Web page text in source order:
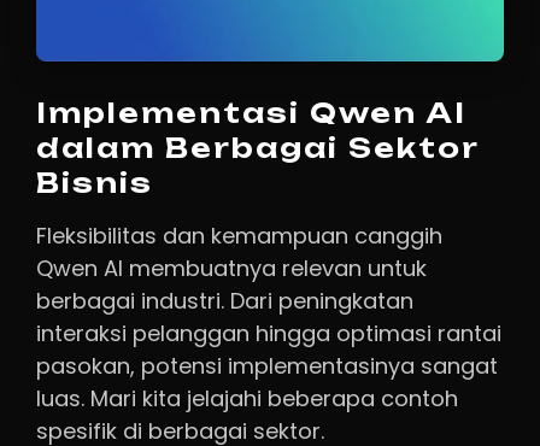
Implementasi Qwen AI
dalam Berbagai Sektor
Bisnis
Fleksibilitas dan kemampuan canggih
Qwen AI membuatnya relevan untuk
berbagai industri. Dari peningkatan
interaksi pelanggan hingga optimasi rantai
pasokan, potensi implementasinya sangat
luas. Mari kita jelajahi beberapa contoh
spesifik di berbagai sektor.